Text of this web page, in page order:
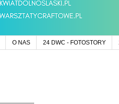
O NAS 24 DWC - FOTOSTORY